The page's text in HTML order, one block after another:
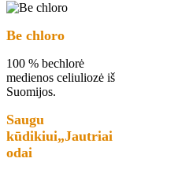
Be chloro
100 % bechlorė
medienos celiuliozė iš
Suomijos.
Saugu
kūdikiui„Jautriai
odai